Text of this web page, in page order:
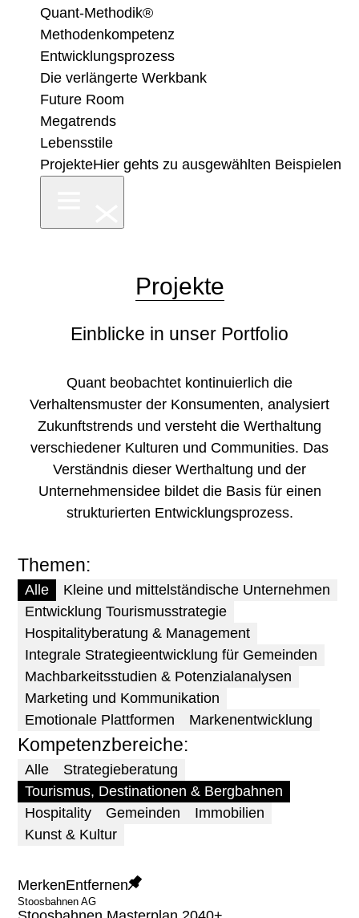
Quant-Methodik®
Methodenkompetenz
Entwicklungsprozess
Die verlängerte Werkbank
Future Room
Megatrends
Lebensstile
ProjekteHier gehts zu ausgewählten Beispielen
Projekte
Einblicke in unser Portfolio
Quant beobachtet kontinuierlich die
Verhaltensmuster der Konsumenten, analysiert
Zukunftstrends und versteht die Werthaltung
verschiedener Kulturen und Communities. Das
Verständnis dieser Werthaltung und der
Unternehmensidee bildet die Basis für einen
strukturierten Entwicklungsprozess.
Themen
Alle
Kleine und mittelständische Unternehmen
Entwicklung Tourismusstrategie
Hospitalityberatung & Management
Integrale Strategieentwicklung für Gemeinden
Machbarkeitsstudien & Potenzialanalysen
Marketing und Kommunikation
Emotionale Plattformen
Markenentwicklung
Kompetenzbereiche
Alle
Strategieberatung
Tourismus, Destinationen & Bergbahnen
Hospitality
Gemeinden
Immobilien
Kunst & Kultur
MerkenEntfernen
Stoosbahnen AG